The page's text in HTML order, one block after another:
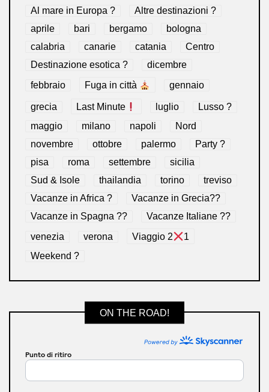
Al mare in Europa ?️
Altre destinazioni ?
aprile
bari bergamo
bologna
calabria
canarie catania
Centro
Destinazione esotica ?
dicembre
febbraio Fuga in città gennaio
grecia Last Minute luglio
Lusso ?
maggio
milano napoli
Nord
novembre
ottobre palermo
Party ?
pisa
roma settembre
sicilia
Sud & Isole
thailandia torino
treviso
Vacanze in Africa ?
Vacanze in Grecia??
Vacanze in Spagna ??
Vacanze Italiane ??
venezia verona Viaggio 2
1
Weekend ?
ON THE ROAD!